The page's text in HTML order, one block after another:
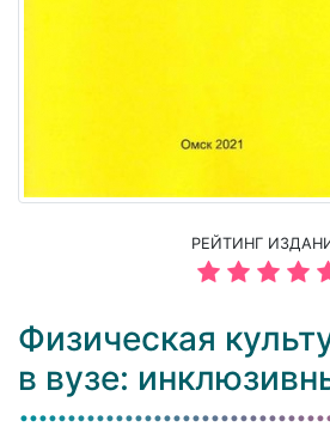
РЕЙТИНГ
Физическая
в вузе: